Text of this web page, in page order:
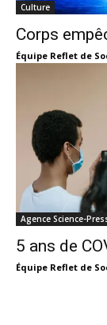
Culture
Corps
Équipe Reflet de
Agence Science-
5 ans de
Équipe Reflet de